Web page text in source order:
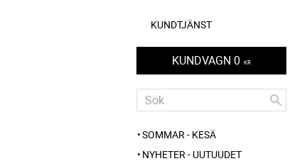
KUNDTJÄNST
KUNDVAGN 0 KR
SOMMAR - KESÄ
NYHETER - UUTUUDET